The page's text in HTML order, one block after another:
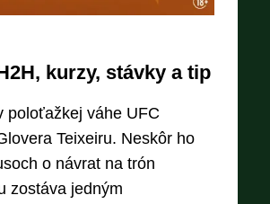
kurzy, stávky a tip
poloťažkej váhe UFC
Teixeiru. Neskôr ho
o návrat na trón
zostáva jedným